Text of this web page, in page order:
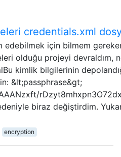
credentials.xml
edebilmek için bilmem
olduğu projeyi devraldım,
kimlik bilgilerinin
&lt;passphrase&gt;
biraz değiştirdim.
encryption